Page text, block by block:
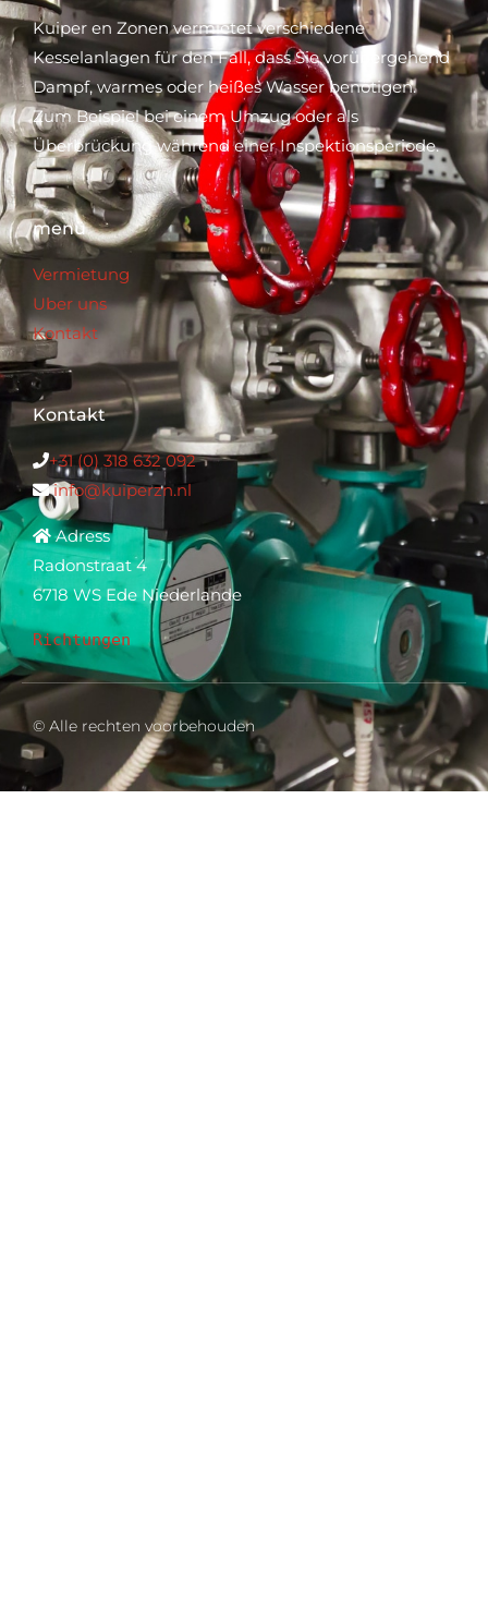
Kuiper en Zonen vermietet verschiedene
Kesselanlagen für den Fall, dass Sie vorübergehend
Dampf, warmes oder heißes Wasser benötigen.
Zum Beispiel bei einem Umzug oder als
Überbrückung während einer Inspektionsperiode.
menü
Vermietung
Uber uns
Kontakt
Kontakt
+31 (0) 318 632 092
info@kuiperzn.nl
Adress
Radonstraat 4
6718 WS Ede Niederlande
Richtungen
© Alle rechten voorbehouden